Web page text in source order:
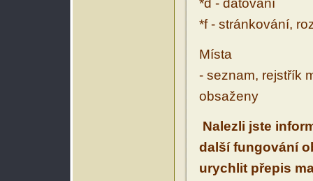
*d - datování
*f - stránkování,
Místa
- seznam, rejstřík
obsaženy
Nalezli jste
další fungování
urychlit přepis